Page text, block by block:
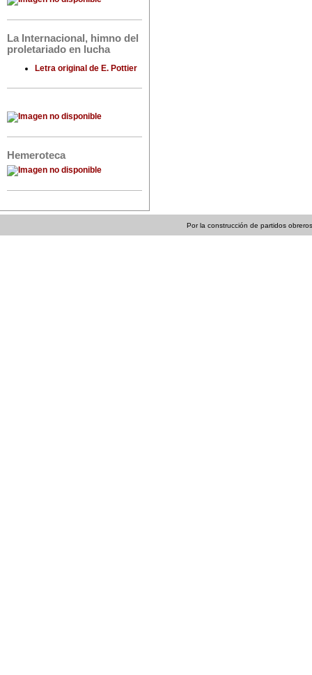
La Internacional, himno del
proletariado en lucha
Letra original de E. Pottier
Hemeroteca
Por la construcción de partidos